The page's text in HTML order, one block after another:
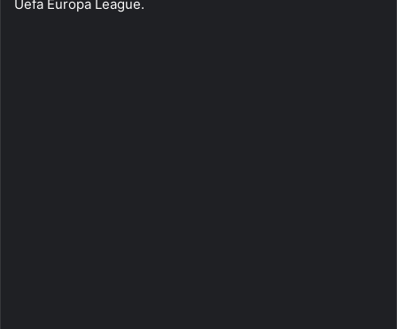
Uefa Europa League.